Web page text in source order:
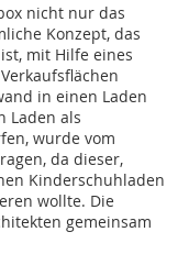
nicht nur das
Konzept, das
mit Hilfe eines
in einen Laden
Laden als
wurde vom
da dieser,
Kinderschuhladen
wollte. Die
gemeinsam